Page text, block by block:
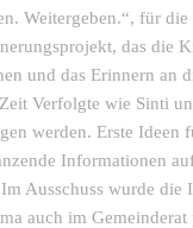
Weitergeben.“, für
das die
und das Erinnern an
Verfolgte wie Sinti
werden. Erste Ideen
Informationen
Ausschuss wurde die
auch im